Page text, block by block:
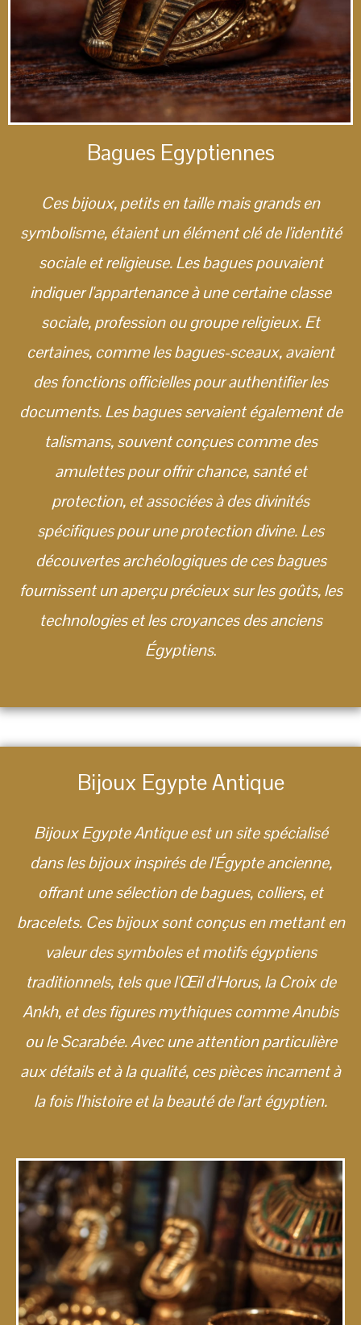
Bagues Egyptiennes
Ces bijoux, petits en taille mais grands en
symbolisme, étaient un élément clé de l'identité
sociale et religieuse. Les bagues pouvaient
indiquer l'appartenance à une certaine classe
sociale, profession ou groupe religieux. Et
certaines, comme les bagues-sceaux, avaient
des fonctions officielles pour authentifier les
documents. Les bagues servaient également de
talismans, souvent conçues comme des
amulettes pour offrir chance, santé et
protection, et associées à des divinités
spécifiques pour une protection divine. Les
découvertes archéologiques de ces bagues
fournissent un aperçu précieux sur les goûts, les
technologies et les croyances des anciens
Égyptiens.
Bijoux Egypte Antique
Bijoux Egypte Antique est un site spécialisé
dans les bijoux inspirés de l'Égypte ancienne,
offrant une sélection de bagues, colliers, et
bracelets. Ces bijoux sont conçus en mettant en
valeur des symboles et motifs égyptiens
traditionnels, tels que l'Œil d'Horus, la Croix de
Ankh, et des figures mythiques comme Anubis
ou le Scarabée. Avec une attention particulière
aux détails et à la qualité, ces pièces incarnent à
la fois l'histoire et la beauté de l'art égyptien.